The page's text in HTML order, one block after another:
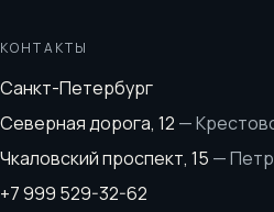
КОНТАКТЫ
Санкт-Петербург
Северная дорога, 12 —
Чкаловский проспект, 15 —
+7 999 529-32-62